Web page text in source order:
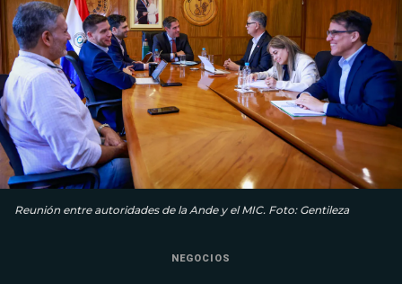
Reunión entre autoridades de la Ande y el MIC. Foto: Gentileza
NEGOCIOS